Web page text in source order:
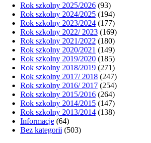
Rok szkolny 2025/2026(93)
Rok szkolny 2024/2025(194)
Rok szkolny 2023/2024(177)
Rok szkolny 2022/ 2023(169)
Rok szkolny 2021/2022 (180)
Rok szkolny 2020/2021 (149)
Rok szkolny 2019/2020(185)
Rok szkolny 2018/2019(271)
Rok szkolny 2017/ 2018(247)
Rok szkolny 2016/ 2017(254)
Rok szkolny 2015/2016(264)
Rok szkolny 2014/2015(147)
Rok szkolny 2013/2014(138)
Informacje(64)
Bez kategorii (503)